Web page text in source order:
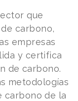
que
carbono,
empresas
y certifica
de carbono.
metodologías
carbono de la